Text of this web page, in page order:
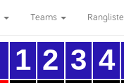
Teams Rangliste
1 2 3 4